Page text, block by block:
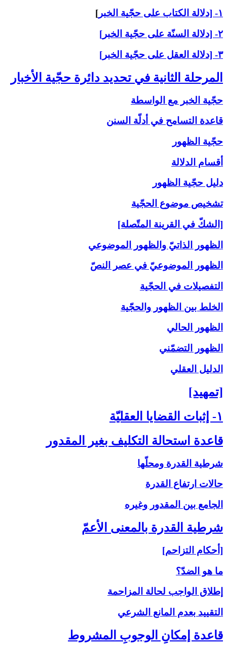
۱- [دلالة الكتاب على حجّية الخبر
]
۲- [دلالة السنّة على حجّية الخبر]
۳- [دلالة العقل على حجّية الخبر]
المرحلة الثانية في تحديد دائرة حجّية الأخبار
حجّية الخبر مع الواسطة
قاعدة التسامح في أدلّة السنن
حجّية الظهور
أقسام الدلالة
دليل حجّية الظهور
تشخيص موضوع الحجّية
[الشكّ في القرينة المتّصلة]
الظهور الذاتيّ والظهور الموضوعي
الظهور الموضوعيّ في عصر النصّ
التفصيلات في الحجّية
الخلط بين الظهور والحجّية
الظهور الحالي
الظهور التضمّني
الدليل العقلي
[تمهيد]
۱- إثبات القضايا العقليّة
قاعدة استحالة التكليف بغير المقدور
شرطية القدرة ومحلّها
حالات ارتفاع القدرة
الجامع بين المقدور وغيره
شرطية القدرة بالمعنى‏ الأعمّ‏
[أحكام التزاحم]
ما هو الضدّ؟
إطلاق الواجب لحالة المزاحمة
التقييد بعدم المانع الشرعي
قاعدة إمكانِ الوجوبِ المشروط